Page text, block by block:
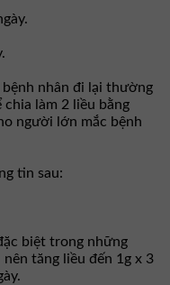
nhân đi lại thường
làm 2 liều bằng
người lớn mắc bệnh
tin sau:
biệt trong những
tăng liều đến 1g x 3